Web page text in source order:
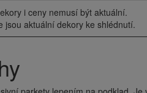
i ceny nemusí být aktuální.
jsou aktuální dekory ke shlédnutí.